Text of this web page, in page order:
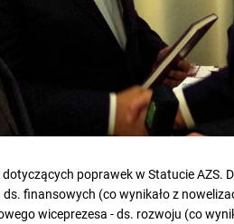
poprawek w Statucie AZS.
finansowych (co wynikało z
wiceprezesa - ds. rozwoju (co